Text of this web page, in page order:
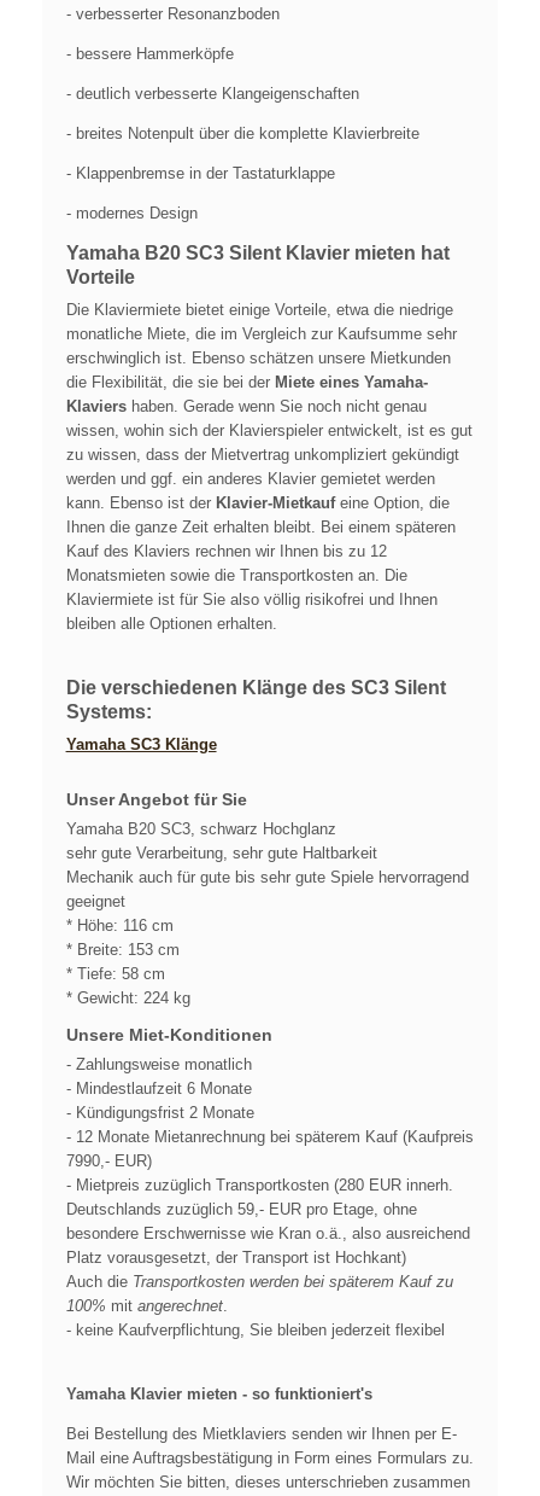
- verbesserter Resonanzboden
- bessere Hammerköpfe
- deutlich verbesserte Klangeigenschaften
- breites Notenpult über die komplette Klavierbreite
- Klappenbremse in der Tastaturklappe
- modernes Design
Yamaha B20 SC3 Silent Klavier mieten hat
Vorteile
Die Klaviermiete bietet einige Vorteile, etwa die niedrige
monatliche Miete, die im Vergleich zur Kaufsumme sehr
erschwinglich ist. Ebenso schätzen unsere Mietkunden
die Flexibilität, die sie bei der Miete eines Yamaha-
Klaviershaben. Gerade wenn Sie noch nicht genau
wissen, wohin sich der Klavierspieler entwickelt, ist es gut
zu wissen, dass der Mietvertrag unkompliziert gekündigt
werden und ggf. ein anderes Klavier gemietet werden
kann. Ebenso ist der Klavier-Mietkaufeine Option, die
Ihnen die ganze Zeit erhalten bleibt. Bei einem späteren
Kauf des Klaviers rechnen wir Ihnen bis zu 12
Monatsmieten sowie die Transportkosten an. Die
Klaviermiete ist für Sie also völlig risikofrei und Ihnen
bleiben alle Optionen erhalten.
Die verschiedenen Klänge des SC3 Silent
Systems:
Yamaha SC3 Klänge
Unser Angebot für Sie
Yamaha B20 SC3, schwarz Hochglanz
sehr gute Verarbeitung, sehr gute Haltbarkeit
Mechanik auch für gute bis sehr gute Spiele hervorragend
geeignet
* Höhe: 116 cm
* Breite: 153 cm
* Tiefe: 58 cm
* Gewicht: 224 kg
Unsere Miet-Konditionen
- Zahlungsweise monatlich
- Mindestlaufzeit 6 Monate
- Kündigungsfrist 2 Monate
- 12 Monate Mietanrechnung bei späterem Kauf (Kaufpreis
7990,- EUR)
- Mietpreis zuzüglich Transportkosten (280 EUR innerh.
Deutschlands zuzüglich 59,- EUR pro Etage, ohne
besondere Erschwernisse wie Kran o.ä., also ausreichend
Platz vorausgesetzt, der Transport ist Hochkant)
Auch die Transportkosten werden bei späterem Kauf zu
100% mit angerechnet.
- keine Kaufverpflichtung, Sie bleiben jederzeit flexibel
Yamaha Klavier mieten - so funktioniert's
Bei Bestellung des Mietklaviers senden wir Ihnen per E-
Mail eine Auftragsbestätigung in Form eines Formulars zu.
Wir möchten Sie bitten, dieses unterschrieben zusammen